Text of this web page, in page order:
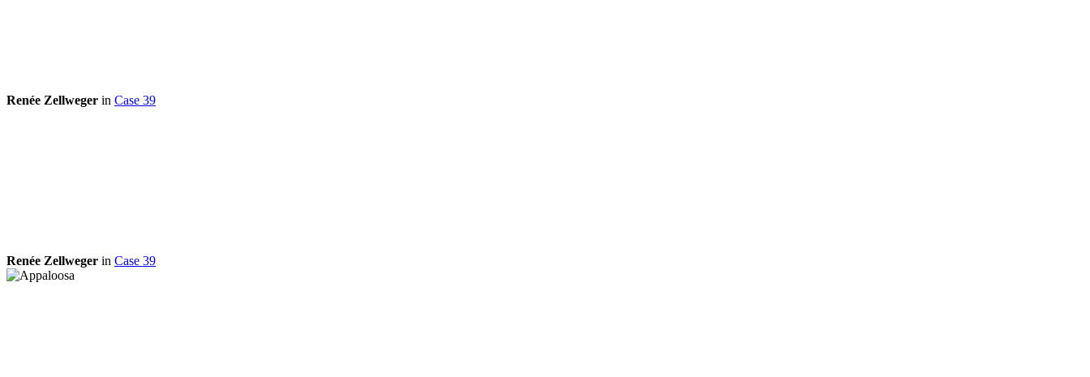
Renée Zellweger in Case 39
Renée Zellweger in Case 39